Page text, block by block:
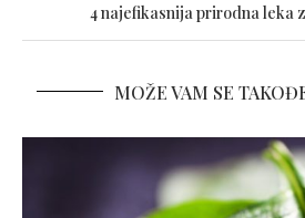
4 najefikasnija prirodna leka
MOŽE VAM SE